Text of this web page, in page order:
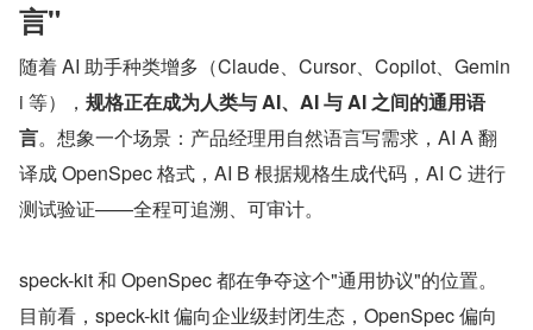
言"
随着 AI 助手种类增多（Claude、Cursor、Copilot、Gemin
i 等）， 规格正在成为人类与 AI、AI 与 AI 之间的通用语
言。想象一个场景：产品经理用自然语言写需求，AI A 翻
译成 OpenSpec 格式，AI B 根据规格生成代码，AI C 进行
测试验证——全程可追溯、可审计。
speck-kit 和 OpenSpec 都在争夺这个"通用协议"的位置。
目前看，speck-kit 偏向企业级封闭生态，OpenSpec 偏向